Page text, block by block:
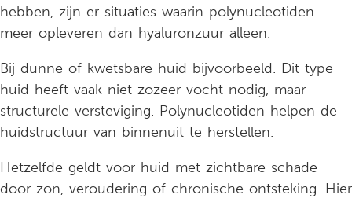
hebben, zijn er situaties waarin polynucleotiden
meer opleveren dan hyaluronzuur alleen.
Bij dunne of kwetsbare huid bijvoorbeeld. Dit type
huid heeft vaak niet zozeer vocht nodig, maar
structurele versteviging. Polynucleotiden helpen de
huidstructuur van binnenuit te herstellen.
Hetzelfde geldt voor huid met zichtbare schade
door zon, veroudering of chronische ontsteking. Hier